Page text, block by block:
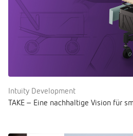
Intuity Development
TAKE – Eine nachhaltige Vision für